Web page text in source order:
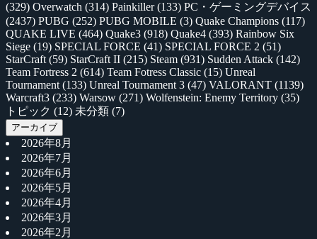
(329) Overwatch (314) Painkiller(133) PC・ゲーミングデバイス
(2437) PUBG (252) PUBG MOBILE (3) Quake Champions (117)
QUAKE LIVE (464) Quake3 (918) Quake4 (393) Rainbow Six
Siege (19) SPECIAL FORCE (41) SPECIAL FORCE 2 (51)
StarCraft (59) StarCraft II (215) Steam (931) Sudden Attack (142)
Team Fortress 2 (614) Team Fotress Classic (15) Unreal
Tournament (133) Unreal Tournament 3 (47) VALORANT (1139)
Warcraft3 (233) Warsow (271) Wolfenstein: Enemy Territory (35)
トピック (12) 未分類 (7)
アーカイブ
2026年8月
2026年7月
2026年6月
2026年5月
2026年4月
2026年3月
2026年2月